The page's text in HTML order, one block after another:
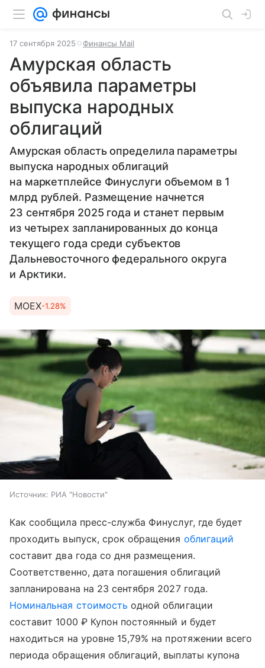
17 сентября 2025 Финансы Mail
Амурская область
объявила параметры
выпуска народных
облигаций
Амурская область определила параметры
выпуска народных облигаций
на маркетплейсе Финуслуги объемом в 1
млрд рублей. Размещение начнется
23 сентября 2025 года и станет первым
из четырех запланированных до конца
текущего года среди субъектов
Дальневосточного федерального округа
и Арктики.
MOEX-1.28%
Источник: РИА "Новости"
Как сообщила пресс-служба Финуслуг, где будет
проходить выпуск, срок обращения облигаций
составит два года со дня размещения.
Соответственно, дата погашения облигаций
запланирована на 23 сентября 2027 года.
Номинальная стоимость одной облигации
составит 1000 ₽ Купон постоянный и будет
находиться на уровне 15,79% на протяжении всего
периода обращения облигаций, выплаты купона